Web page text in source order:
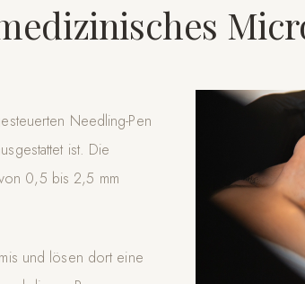
Needling-Pen
ist. Die
0,5 bis 2,5 mm
und lösen dort eine